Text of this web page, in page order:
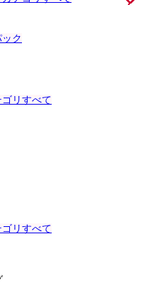
ク
リすべて
リすべて